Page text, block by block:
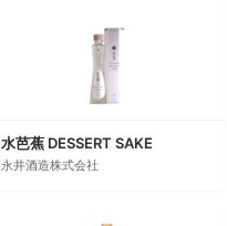
水芭蕉 DESSERT SAKE
永井酒造株式会社